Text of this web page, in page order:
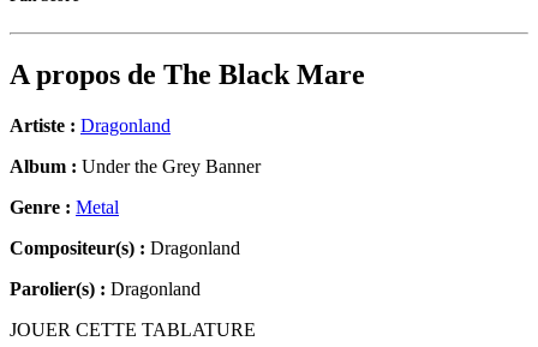
A propos de The Black Mare
Artiste : Dragonland
Album : Under the Grey Banner
Genre : Metal
Compositeur(s) : Dragonland
Parolier(s) : Dragonland
JOUER CETTE TABLATURE